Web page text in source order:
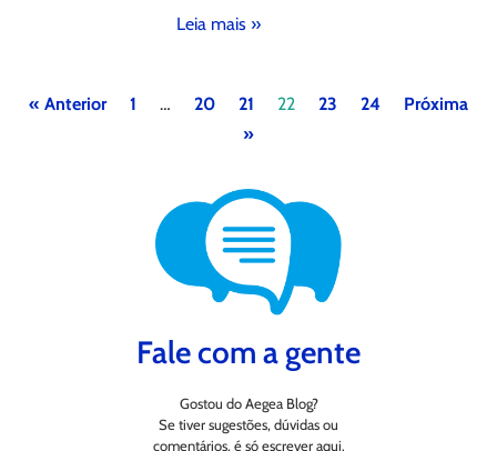
Leia mais »
« Anterior 1 … 20 21 22 23 24
Próxima
»
Fale com a gente
Gostou do Aegea Blog?
Se tiver sugestões, dúvidas ou
comentários, é só escrever aqui.